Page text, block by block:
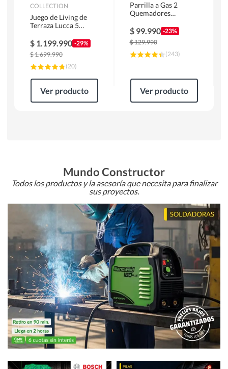
COLLECTION
Juego de Living de
Terraza Lucca 5
$ 1.199.990 -29%
$1.699.990
(20)
Ver producto
Parrilla a Gas 2
Quemadores
$ 99.990 -23%
$129.990
(243)
Ver producto
Mundo Constructor
Todos los productos y la asesoría que necesita para finalizar
sus proyectos.